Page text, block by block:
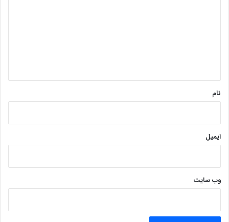
نام
ایمیل
وب‌ سایت